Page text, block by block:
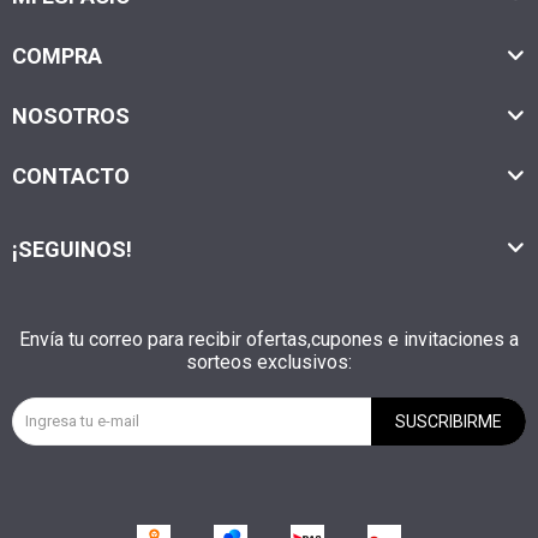
COMPRA
NOSOTROS
CONTACTO
Envía tu correo para recibir ofertas,cupones e invitaciones a
sorteos exclusivos:
SUSCRIBIRME
¡SEGUINOS!